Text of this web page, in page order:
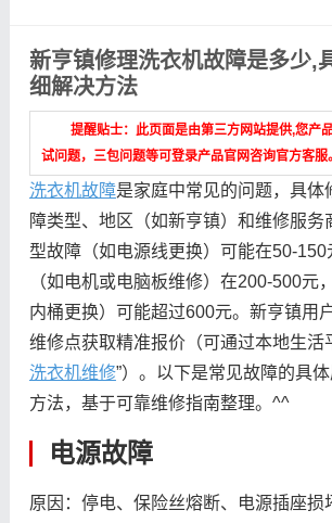
新亨镇修理洗衣机故障是多少,
细解决方法
提醒贴士：此页面是由第三方网站提供,您产
试问题，三包问题等可登录产品官网咨询官方客服。
洗衣机故障是家庭中常见的问题，具体
障类型、地区（如新亨镇）和维修服务
型故障（如电源线更换）可能在50-150
（如电机或电脑板维修）在200-500元
内桶更换）可能超过600元。新亨镇用
维修点获取精准报价（可通过本地生活
洗衣机维修”）。以下是常见故障的具
方法，基于可靠维修指南整理。^^
电源故障
原因：停电、保险丝熔断、电源插座损